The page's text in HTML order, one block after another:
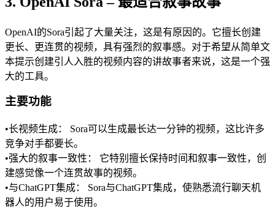
OpenAI的Sora引起了大量关注，这是有原因的。它擅长创建
更长、更连贯的视频，具有强烈的叙事感。对于希望从简单文
本提示创建引人入胜的视频内容的讲故事者来说，这是一个强
大的工具。
主要功能
•长视频生成：
Sora可以生成最长达一分钟的视频，这比许多
竞争对手都要长。
•强大的叙事一致性：
它特别擅长保持时间和叙事一致性，创
建感觉像一个连贯故事的视频。
•与ChatGPT集成：
Sora与ChatGPT集成，使熟悉流行聊天机
器人的用户易于使用。